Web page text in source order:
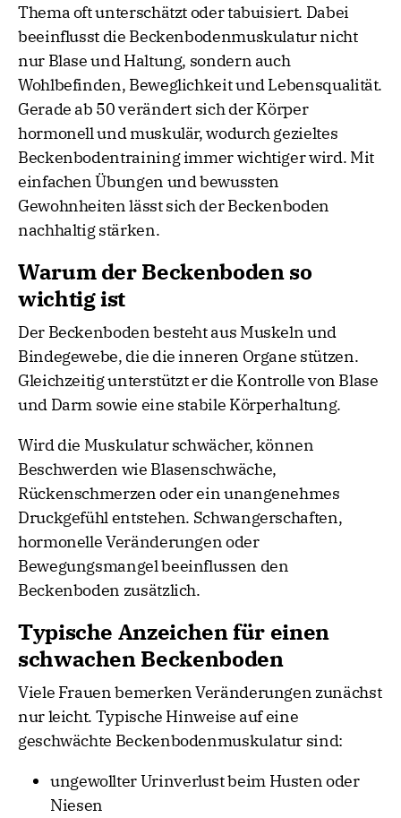
Thema oft unterschätzt oder tabuisiert. Dabei
beeinflusst die Beckenbodenmuskulatur nicht
nur Blase und Haltung, sondern auch
Wohlbefinden, Beweglichkeit und Lebensqualität.
Gerade ab 50 verändert sich der Körper
hormonell und muskulär, wodurch gezieltes
Beckenbodentraining immer wichtiger wird. Mit
einfachen Übungen und bewussten
Gewohnheiten lässt sich der Beckenboden
nachhaltig stärken.
Warum der Beckenboden so
wichtig ist
Der Beckenboden besteht aus Muskeln und
Bindegewebe, die die inneren Organe stützen.
Gleichzeitig unterstützt er die Kontrolle von Blase
und Darm sowie eine stabile Körperhaltung.
Wird die Muskulatur schwächer, können
Beschwerden wie Blasenschwäche,
Rückenschmerzen oder ein unangenehmes
Druckgefühl entstehen. Schwangerschaften,
hormonelle Veränderungen oder
Bewegungsmangel beeinflussen den
Beckenboden zusätzlich.
Typische Anzeichen für einen
schwachen Beckenboden
Viele Frauen bemerken Veränderungen zunächst
nur leicht. Typische Hinweise auf eine
geschwächte Beckenbodenmuskulatur sind:
ungewollter Urinverlust beim Husten oder
Niesen